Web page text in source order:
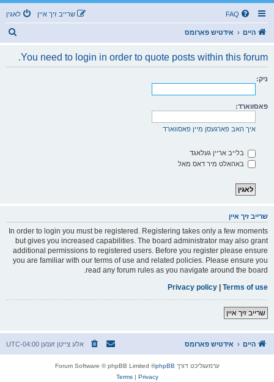
FAQ לאגין שרייב זיך איין
היים אידטיש פארומס
You need to login in order to quote posts within this forum.
ניק:
פאסווארד:
איך האב פארגעסן מיין פאסווארד
בלייב אריין געלאגד
באהאלט מיר דאס מאל
שרייב זיך איין
In order to login you must be registered. Registering takes only a few moments
but gives you increased capabilities. The board administrator may also grant
additional permissions to registered users. Before you register please ensure
you are familiar with our terms of use and related policies. Please ensure you
read any forum rules as you navigate around the board.
Terms of use
|
Privacy policy
שרייב זיך איין
היים אידטיש פארומס אלע צייטן זענען UTC-04:00
ערמעגליכט דורך phpBB
® Forum Software © phpBB Limited
Privacy
|
Terms